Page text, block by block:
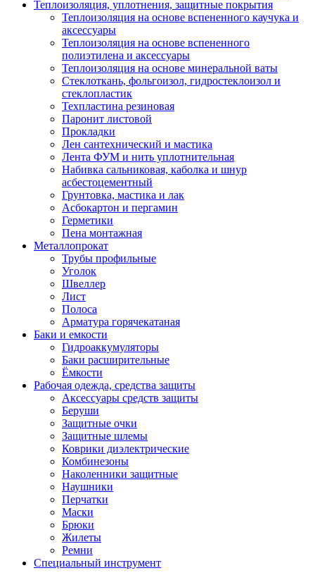
Теплоизоляция, уплотнения, защитные покрытия
Теплоизоляция на основе вспененного каучука и
аксессуары
Теплоизоляция на основе вспененного
полиэтилена и аксессуары
Теплоизоляция на основе минеральной ваты
Стеклоткань, фольгоизол, гидростеклоизол и
стеклопластик
Техпластина резиновая
Паронит листовой
Прокладки
Лен сантехнический и мастика
Лента ФУМ и нить уплотнительная
Набивка сальниковая, каболка и шнур
асбестоцементный
Грунтовка, мастика и лак
Асбокартон и пергамин
Герметики
Пена монтажная
Металлопрокат
Трубы профильные
Уголок
Швеллер
Лист
Полоса
Арматура горячекатаная
Баки и емкости
Гидроаккумуляторы
Баки расширительные
Ёмкости
Рабочая одежда, средства защиты
Аксессуары средств защиты
Беруши
Защитные очки
Защитные шлемы
Коврики диэлектрические
Комбинезоны
Наколенники защитные
Наушники
Перчатки
Маски
Брюки
Жилеты
Ремни
Специальный инструмент